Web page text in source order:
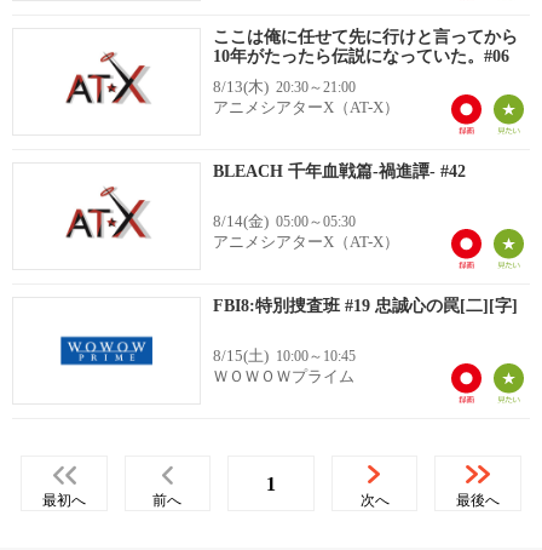
ここは俺に任せて先に行けと言ってから
10年がたったら伝説になっていた。#06
8/13(木) 20:30～21:00
アニメシアターX（AT-X）
BLEACH 千年血戦篇-禍進譚- #42
8/14(金) 05:00～05:30
アニメシアターX（AT-X）
FBI8:特別捜査班 #19 忠誠心の罠[二][字]
8/15(土) 10:00～10:45
ＷＯＷＯＷプライム
最初へ 前へ
1
次へ 最後へ